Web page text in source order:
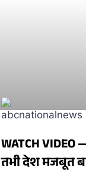
WATCH
तभी देश मजबूत